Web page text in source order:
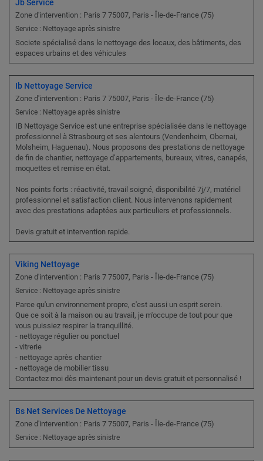
Jb Service
Zone d'intervention : Paris 7 75007, Paris - Île-de-France (75)
Service : Nettoyage après sinistre
Societe spécialisé dans le nettoyage des locaux, des bâtiments, des
espaces urbains et des véhicules
Ib Nettoyage Service
Zone d'intervention : Paris 7 75007, Paris - Île-de-France (75)
Service : Nettoyage après sinistre
IB Nettoyage Service est une entreprise spécialisée dans le nettoyage
professionnel à Strasbourg et ses alentours (Vendenheim, Obernai,
Molsheim, Haguenau). Nous proposons des prestations de nettoyage
de fin de chantier, nettoyage d’appartements, bureaux, vitres, canapés,
moquettes et remise en état.
Nos points forts : réactivité, travail soigné, disponibilité 7j/7, matériel
professionnel et satisfaction client. Nous intervenons rapidement
avec des prestations adaptées aux particuliers et professionnels.
Devis gratuit et intervention rapide.
Viking Nettoyage
Zone d'intervention : Paris 7 75007, Paris - Île-de-France (75)
Service : Nettoyage après sinistre
Parce qu'un environnement propre, c'est aussi un esprit serein.
Que ce soit à la maison ou au travail, je m'occupe de tout pour que
vous puissiez respirer la tranquillité.
- nettoyage régulier ou ponctuel
- vitrerie
- nettoyage après chantier
- nettoyage de mobilier tissu
Contactez moi dès maintenant pour un devis gratuit et personnalisé !
Bs Net Services De Nettoyage
Zone d'intervention : Paris 7 75007, Paris - Île-de-France (75)
Service : Nettoyage après sinistre